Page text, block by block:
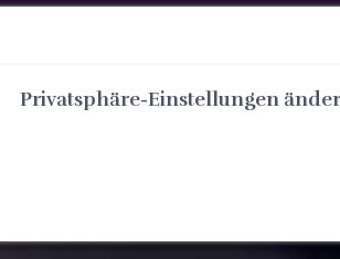
Privatsphäre-Einstellungen